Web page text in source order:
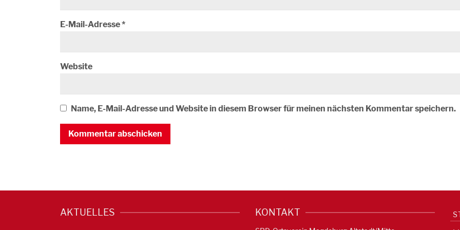
E-Mail-Adresse*
Website
Name, E-Mail-Adresse und Website in diesem Browser für meinen nächsten Kommentar speichern.
AKTUELLES KONTAKT